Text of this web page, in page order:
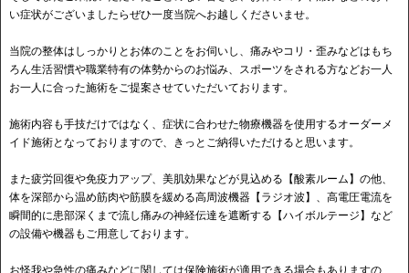
い症状がございましたらぜひ一度当院へお越しくださいませ。
当院の整体はしっかりとお体のことをお伺いし、痛みやコリ・歪みなどはもち
ろん生活習慣や職業特有の体勢からのお悩み、スポーツをされる方などお一人
お一人に合った施術をご提案させていただいております。
施術内容も手技だけではなく、症状に合わせた物療機器を使用するオーダーメ
イド施術となっておりますので、きっとご納得いただけると思います。
また疲労回復や免疫力アップ、美肌効果などが見込める【酸素ルーム】の他、
体を深部から温め筋肉や筋膜を緩める高周波機器【ラジオ波】、高電圧電流を
瞬間的に患部深くまで流し痛みの神経伝達を遮断する【ハイボルテージ】など
の設備や機器もご用意しております。
お怪我や急性の痛みなどに関しては保険施術が適用できる場合もありますの